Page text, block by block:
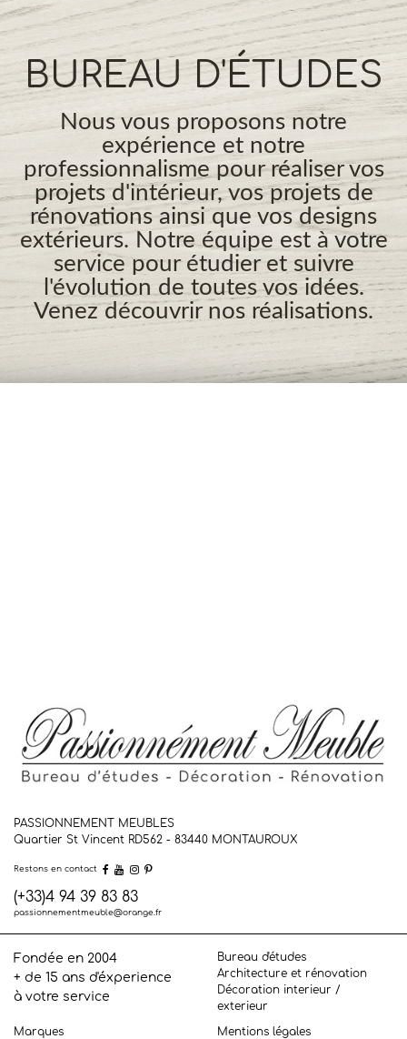
BUREAU D'ÉTUDES
Nous vous proposons notre
expérience et notre
professionnalisme pour réaliser vos
projets d'intérieur, vos projets de
rénovations ainsi que vos designs
extérieurs. Notre équipe est à votre
service pour étudier et suivre
l'évolution de toutes vos idées.
Venez découvrir nos réalisations.
PASSIONNEMENT MEUBLES
Quartier St Vincent RD562 - 83440 MONTAUROUX
Restons en contact
(+33)4 94 39 83 83
passionnementmeuble@orange.fr
Fondée en 2004
+ de 15 ans d'éxperience
à votre service
Bureau d'études
Architecture et rénovation
Décoration interieur /
exterieur
Marques
Mentions légales